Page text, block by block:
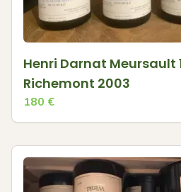
Henri Darnat Meursault
Richemont 2003
180 €